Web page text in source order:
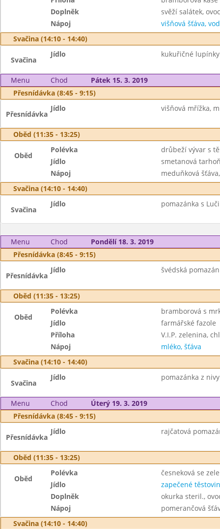
Doplněk
svěží salátek,
Nápoj
višňová šťáva,
Svačina (14:10 - 14:40)
Svačina
Jídlo kukuřičné
Menu Chod
Pátek 15. 3. 2019
Přesnídávka (8:45 - 9:15)
Přesnídávka
Jídlo višňová mřížka,
Oběd (11:35 - 13:25)
Oběd
Polévka
drůbeží vývar s
Jídlo
smetanová
Nápoj
meduňková
Svačina (14:10 - 14:40)
Svačina
Jídlo pomazánka s
Menu Chod
Pondělí 18. 3. 2019
Přesnídávka (8:45 - 9:15)
Přesnídávka
Jídlo švédská
Oběd (11:35 - 13:25)
Oběd
Polévka
bramborová s
Jídlo
farmářské fazole
Příloha
V.I.P. zelenina,
Nápoj
mléko, šťáva
Svačina (14:10 - 14:40)
Svačina
Jídlo pomazánka z
Menu Chod
Úterý 19. 3. 2019
Přesnídávka (8:45 - 9:15)
Přesnídávka
Jídlo rajčatová
Oběd (11:35 - 13:25)
Oběd
Polévka
česneková se
Jídlo
zapečené
Doplněk
okurka steril.,
Nápoj
pomerančová
Svačina (14:10 - 14:40)